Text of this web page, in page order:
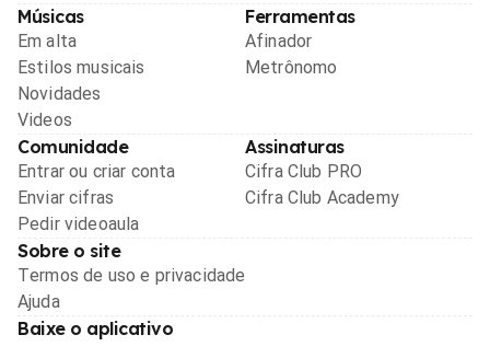
Músicas
Em alta
Estilos musicais
Novidades
Videos
Ferramentas
Afinador
Metrônomo
Comunidade
Entrar ou criar conta
Enviar cifras
Pedir videoaula
Assinaturas
Cifra Club PRO
Cifra Club Academy
Sobre o site
Termos de uso e privacidade
Ajuda
Baixe o aplicativo